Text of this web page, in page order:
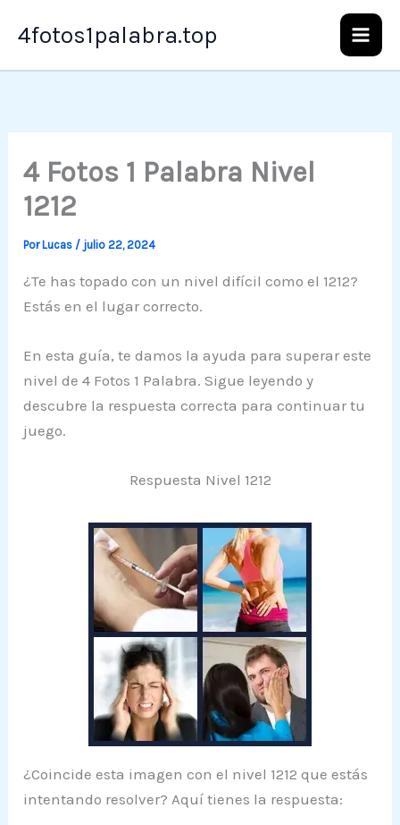
4fotos1palabra.top
4 Fotos 1 Palabra Nivel
1212
PorLucas / julio 22, 2024
¿Te has topado con un nivel difícil como el 1212?
Estás en el lugar correcto.
En esta guía, te damos la ayuda para superar este
nivel de 4 Fotos 1 Palabra. Sigue leyendo y
descubre la respuesta correcta para continuar tu
juego.
Respuesta Nivel 1212
¿Coincide esta imagen con el nivel 1212 que estás
intentando resolver? Aquí tienes la respuesta: